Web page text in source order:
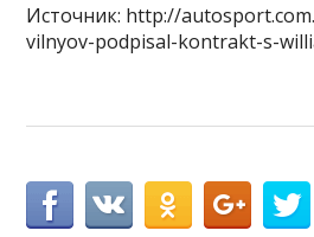
Источник: http://
vilnyov-podpisal-kontrakt-s-